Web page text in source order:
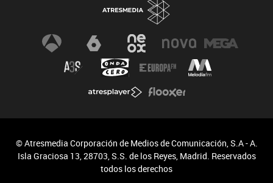
© Atresmedia Corporación de Medios de Comunicación, S.A - A.
Isla Graciosa 13, 28703, S.S. de los Reyes, Madrid. Reservados
todos los derechos